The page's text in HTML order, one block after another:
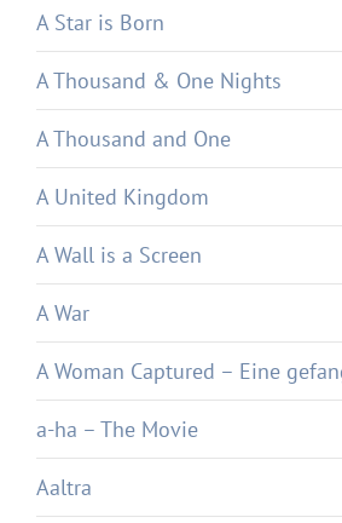
A Star is Born
A Thousand & One Nights
A Thousand and One
A United Kingdom
A Wall is a Screen
A War
A Woman Captured – Eine
a-ha – The Movie
Aaltra